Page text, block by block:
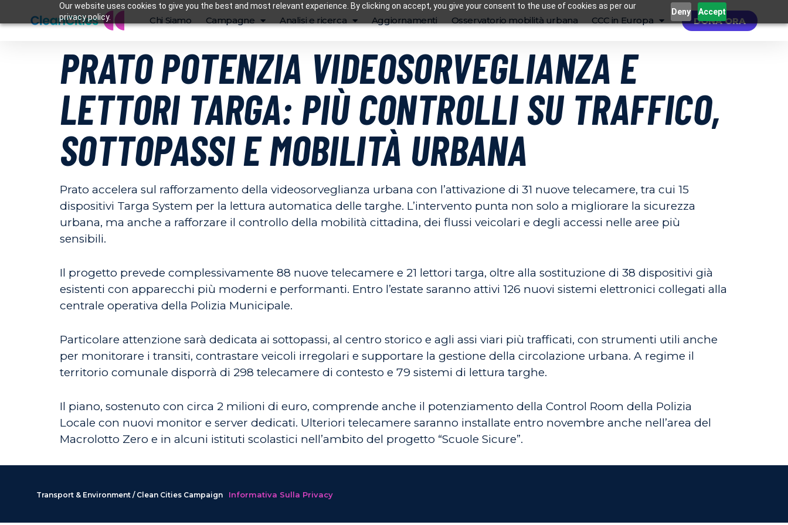
Our website uses cookies to give you the best and most relevant experience. By clicking on accept, you give your consent to the use of cookies as per our
privacy policy.
Deny Accept
Chi Siamo Campagne Analisi e ricerca Aggiornamenti Osservatorio mobilità urbana CCC in Europa DONA ORA
PRATO POTENZIA VIDEOSORVEGLIANZA E
LETTORI TARGA: PIÙ CONTROLLI SU TRAFFICO,
SOTTOPASSI E MOBILITÀ URBANA
Prato accelera sul rafforzamento della videosorveglianza urbana con l’attivazione di 31 nuove telecamere, tra cui 15
dispositivi Targa System per la lettura automatica delle targhe. L’intervento punta non solo a migliorare la sicurezza
urbana, ma anche a rafforzare il controllo della mobilità cittadina, dei flussi veicolari e degli accessi nelle aree più
sensibili.
Il progetto prevede complessivamente 88 nuove telecamere e 21 lettori targa, oltre alla sostituzione di 38 dispositivi già
esistenti con apparecchi più moderni e performanti. Entro l’estate saranno attivi 126 nuovi sistemi elettronici collegati alla
centrale operativa della Polizia Municipale.
Particolare attenzione sarà dedicata ai sottopassi, al centro storico e agli assi viari più trafficati, con strumenti utili anche
per monitorare i transiti, contrastare veicoli irregolari e supportare la gestione della circolazione urbana. A regime il
territorio comunale disporrà di 298 telecamere di contesto e 79 sistemi di lettura targhe.
Il piano, sostenuto con circa 2 milioni di euro, comprende anche il potenziamento della Control Room della Polizia
Locale con nuovi monitor e server dedicati. Ulteriori telecamere saranno installate entro novembre anche nell’area del
Macrolotto Zero e in alcuni istituti scolastici nell’ambito del progetto “Scuole Sicure”.
Transport & Environment / Clean Cities Campaign Informativa Sulla Privacy